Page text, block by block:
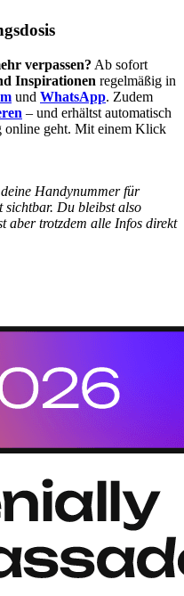
verpassen? Ab sofort
Inspirationen regelmäßig in
und WhatsApp. Zudem
– und erhältst automatisch
online geht. Mit einem Klick
Handynummer für
sichtbar. Du bleibst also
aber trotzdem alle Infos direkt